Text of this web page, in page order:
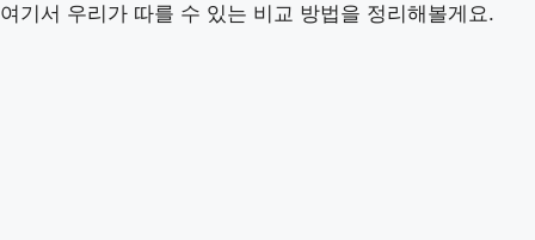
여기서 우리가 따를 수 있는 비교 방법을 정리해볼게요.